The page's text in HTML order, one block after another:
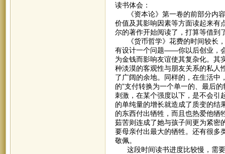
读书体会：
《资本论》第一卷的前部分内容
价值及其影响因素等方面读起来有
尔的著作开始阅读了，打算等借到
《货币哲学》花费的时间较长，
有设计一个问题——你以后创业，
为金钱而影响友谊使其复杂化。其
种淡漠的客观性与朋友关系的私人
了广阔的余地。同样的，在生活中
的”支付转换为一个单一的、最后
刺激，在某个强度以下，是不会引
的单纯量的增长就造成了质变的结
的东西付出牺牲，而且也热爱他牺
茹苦则连成了她与孩子间更为紧密
要母亲付出最大的牺牲。还有很多
敬佩。
这段时间读书进度比较慢，需要